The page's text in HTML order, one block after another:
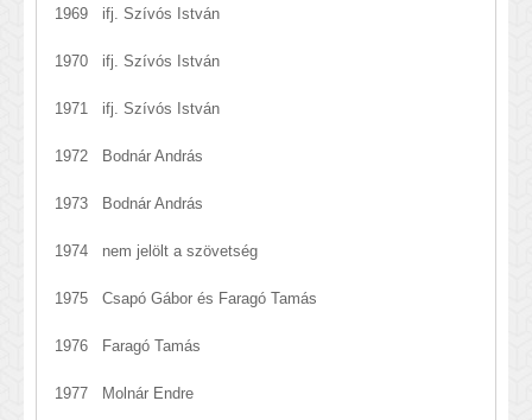
1969 ifj. Szívós István
1970 ifj. Szívós István
1971 ifj. Szívós István
1972 Bodnár András
1973 Bodnár András
1974 nem jelölt a szövetség
1975 Csapó Gábor és Faragó Tamás
1976 Faragó Tamás
1977 Molnár Endre